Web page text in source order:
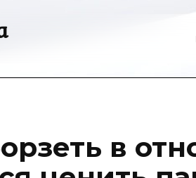
в